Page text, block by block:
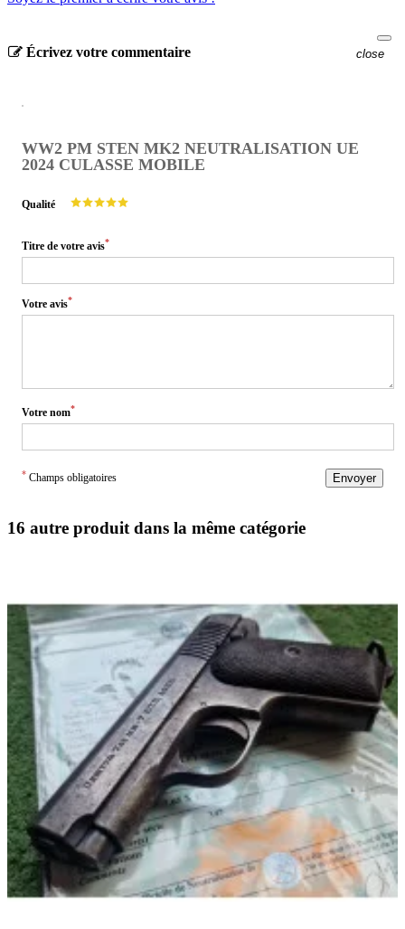
Écrivez votre commentaire close
WW2 PM STEN MK2 NEUTRALISATION UE
2024 CULASSE MOBILE
Qualité
Titre de votre avis*
Votre avis*
Votre nom*
* Champs obligatoires Envoyer
16 autre produit dans la même catégorie